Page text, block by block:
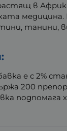
в
танини,
е с 2%
200
подпомага